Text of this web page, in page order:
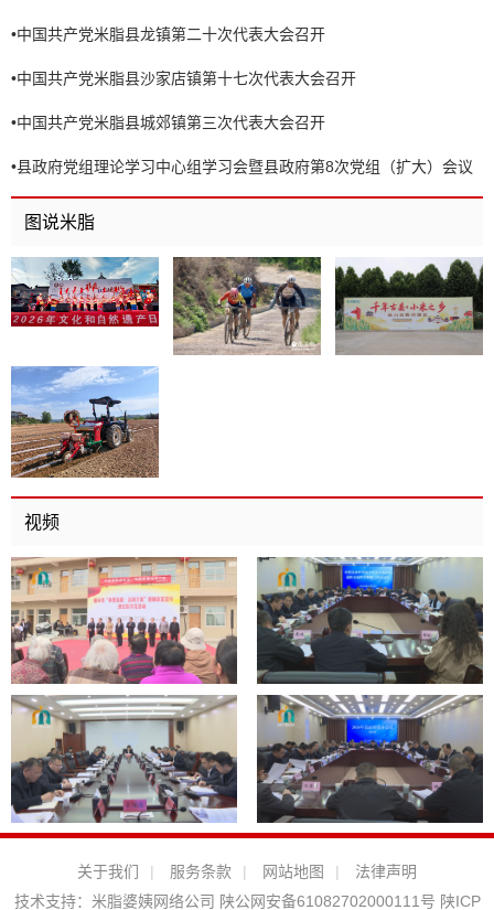
•中国共产党米脂县龙镇第二十次代表大会召开
•中国共产党米脂县沙家店镇第十七次代表大会召开
•中国共产党米脂县城郊镇第三次代表大会召开
•县政府党组理论学习中心组学习会暨县政府第8次党组（扩大）会议
召开
图说米脂
视频
关于我们 | 服务条款 | 网站地图 |
法律声明
技术支持： 米脂婆姨网络公司 陕公网安备61082702000111号 陕ICP